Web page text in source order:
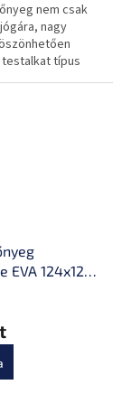
nem csak
nagy
típus
EVA 124x124